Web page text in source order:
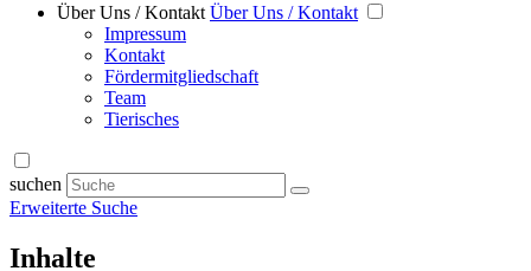
Über Uns / Kontakt Über Uns / Kontakt
Impressum
Kontakt
Fördermitgliedschaft
Team
Tierisches
suchen
Erweiterte Suche
Inhalte